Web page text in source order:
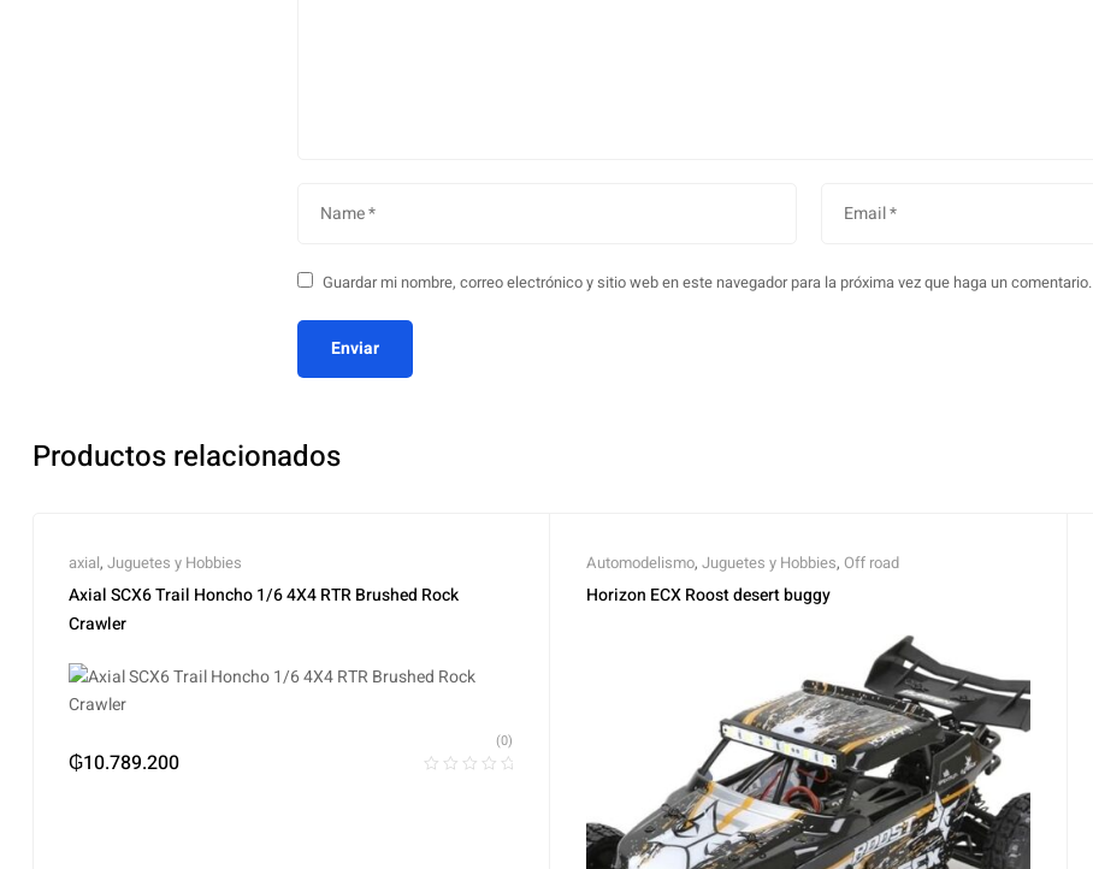
Guardar mi nombre, correo electrónico y sitio web en este navegador para la próxima vez que haga un comentario.
Productos relacionados
axial, Juguetes y Hobbies
Axial SCX6 Trail Honcho 1/6 4X4 RTR Brushed Rock
Crawler
₲10.789.200
(0)
Automodelismo, Juguetes y Hobbies, Off road
Horizon ECX Roost desert buggy